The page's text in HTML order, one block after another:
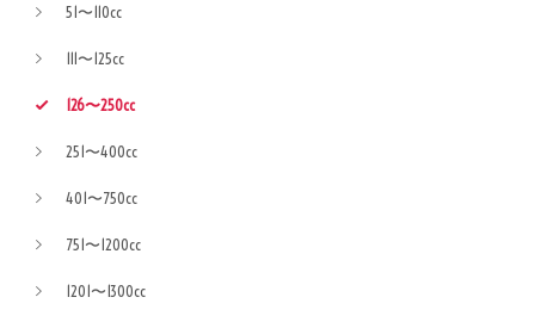
51〜110cc
111〜125cc
126〜250cc
251〜400cc
401〜750cc
751〜1200cc
1201〜1300cc